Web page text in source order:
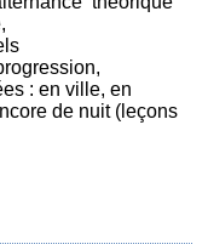
: en ville, en
de nuit (leçons